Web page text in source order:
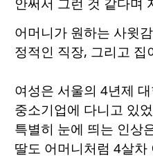
어머니가 원하는 사윗
정적인 직장, 그리고 집
여성은 서울의 4년제
중소기업에 다니고 있
특별히 눈에 띄는 인상
딸도 어머니처럼 4살차